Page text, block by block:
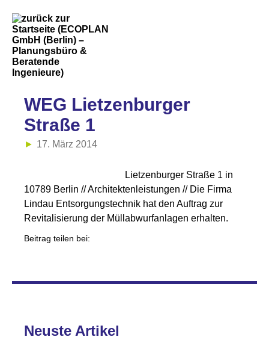
WEG Lietzenburger
Straße 1
17. März 2014
Lietzenburger Straße 1 in
10789 Berlin // Architektenleistungen // Die Firma
Lindau Entsorgungstechnik hat den Auftrag zur
Revitalisierung der Müllabwurfanlagen erhalten.
Beitrag teilen bei:
Neuste Artikel